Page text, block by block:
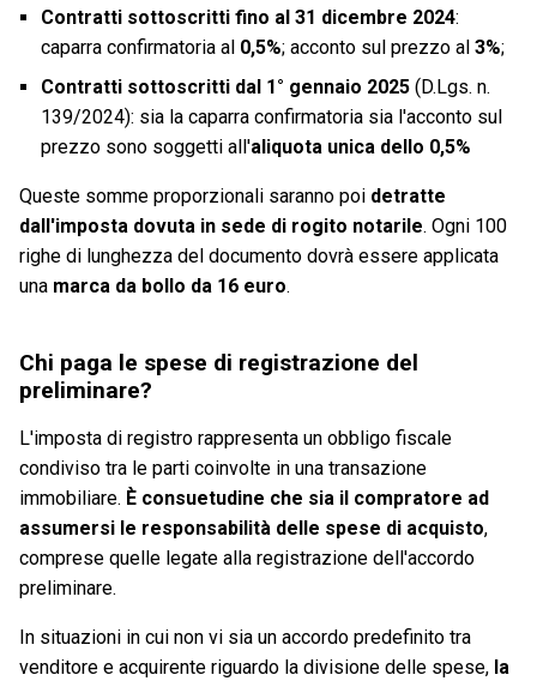
Contratti sottoscritti fino al 31 dicembre 2024:
caparra confirmatoria al 0,5%; acconto sul prezzo al 3%;
Contratti sottoscritti dal 1° gennaio 2025(D.Lgs. n.
139/2024): sia la caparra confirmatoria sia l'acconto sul
prezzo sono soggetti all'aliquota unica dello 0,5%
Queste somme proporzionali saranno poi detratte
dall'imposta dovuta in sede di rogito notarile. Ogni 100
righe di lunghezza del documento dovrà essere applicata
una marca da bollo da 16 euro.
Chi paga le spese di registrazione del
preliminare?
L'imposta di registro rappresenta un obbligo fiscale
condiviso tra le parti coinvolte in una transazione
immobiliare. È consuetudine che sia il compratore ad
assumersi le responsabilità delle spese di acquisto,
comprese quelle legate alla registrazione dell'accordo
preliminare.
In situazioni in cui non vi sia un accordo predefinito tra
venditore e acquirente riguardo la divisione delle spese, la